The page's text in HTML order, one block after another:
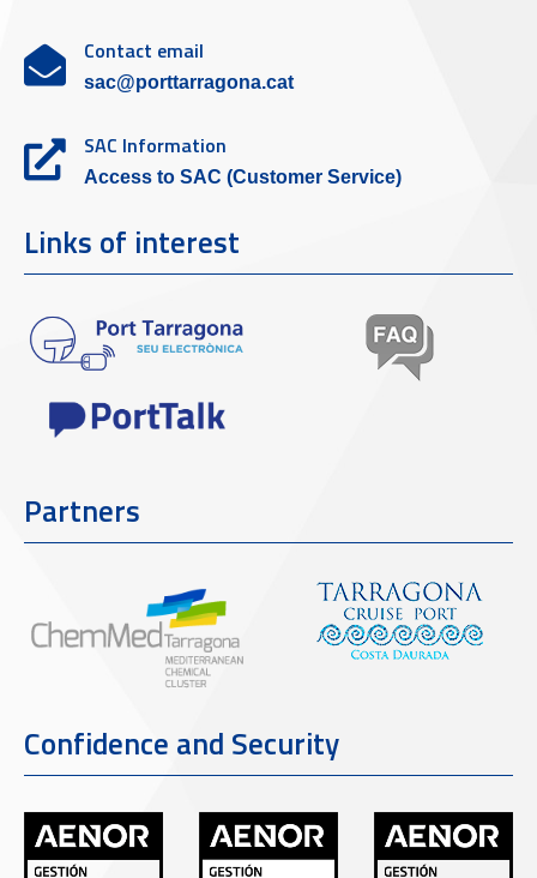
Contact email
sac@porttarragona.cat
SAC Information
Access to SAC (Customer Service)
Links of interest
Partners
Confidence and Security